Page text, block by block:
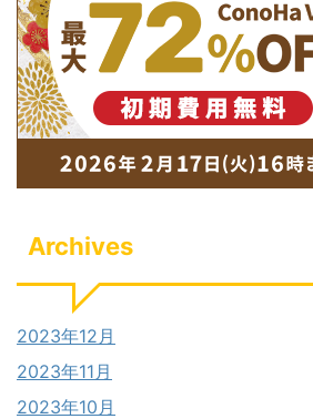
Archives
2023年12月
2023年11月
2023年10月